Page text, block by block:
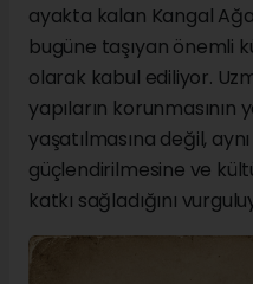
ayakta kalan Kangal
bugüne taşıyan önemli
olarak kabul ediliyor.
yapıların korunmasının
yaşatılmasına değil,
güçlendirilmesine ve
katkı sağladığını